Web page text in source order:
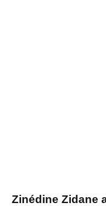
Zinédine Zidane